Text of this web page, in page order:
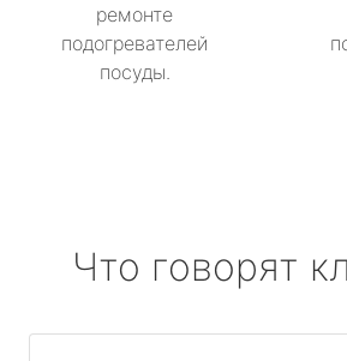
ремонте
подогревателей
посуды.
Что говорят